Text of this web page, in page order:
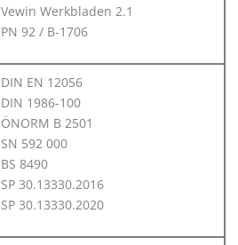
Vewin Werkbladen 2.1
PN 92 / B-1706
DIN EN 12056
DIN 1986-100
ÖNORM B 2501
SN 592 000
BS 8490
SP 30.13330.2016
SP 30.13330.2020